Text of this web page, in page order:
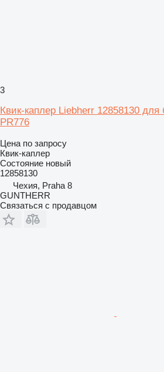
3
Квик-каплер Liebherr 12858130
PR776
Цена по запросу
Квик-каплер
Состояние новый
12858130
Чехия, Praha 8
GUNTHERR
Связаться с продавцом